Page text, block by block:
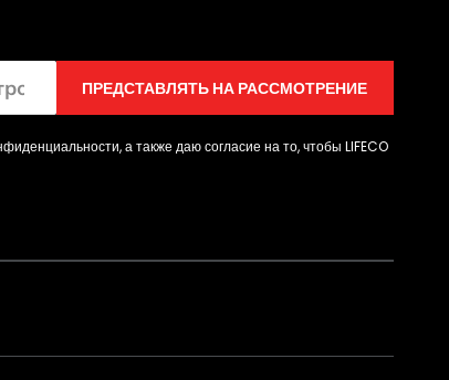
ПРЕДСТАВЛЯТЬ НА РАССМОТРЕНИЕ
а также даю согласие на то, чтобы LIFECO